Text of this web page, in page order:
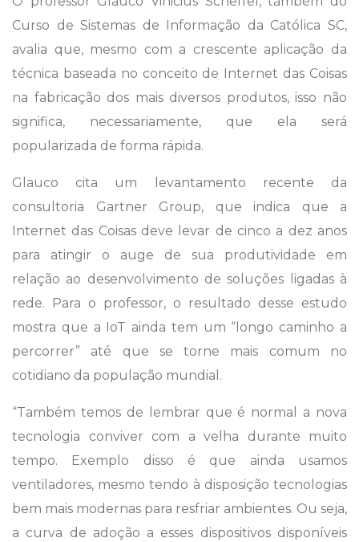
Curso de Sistemas de Informação da Católica SC,
avalia que, mesmo com a crescente aplicação da
técnica baseada no conceito de Internet das Coisas
na fabricação dos mais diversos produtos, isso não
significa, necessariamente, que ela será
popularizada de forma rápida.
Glauco cita um levantamento recente da
consultoria Gartner Group, que indica que a
Internet das Coisas deve levar de cinco a dez anos
para atingir o auge de sua produtividade em
relação ao desenvolvimento de soluções ligadas à
rede. Para o professor, o resultado desse estudo
mostra que a IoT ainda tem um “longo caminho a
percorrer” até que se torne mais comum no
cotidiano da população mundial.
“Também temos de lembrar que é normal a nova
tecnologia conviver com a velha durante muito
tempo. Exemplo disso é que ainda usamos
ventiladores, mesmo tendo à disposição tecnologias
bem mais modernas para resfriar ambientes. Ou seja,
a curva de adoção a esses dispositivos disponíveis